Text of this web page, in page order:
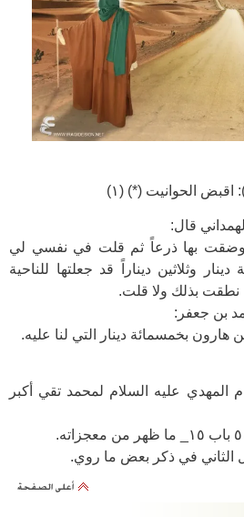
قال:
وضقت بها ذرعاً ثم قلت في نفسي لي
وثلاثين ديناراً قد جعلتها للناحية
نطقت بذلك ولا قلت.
بن جعفر:
بخمسمائة دينار التي لنا عليه.
المهدي عليه السلام لمحمد تقي أكبر